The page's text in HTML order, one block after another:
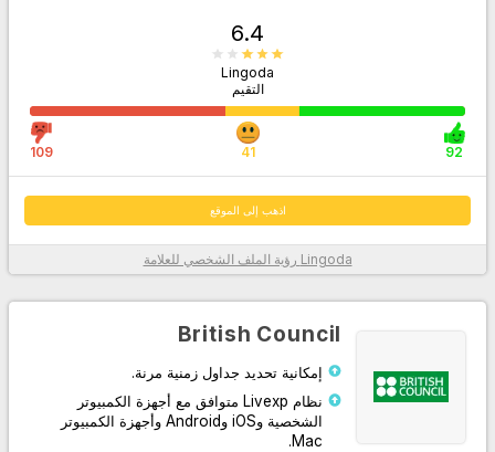
6.4
Lingoda
التقيم
92
41
109
اذهب إلى الموقع
Lingoda رؤية الملف الشخصي للعلامة
British Council
إمكانية تحديد جداول زمنية مرنة.
نظام Livexp متوافق مع أجهزة الكمبيوتر
الشخصية وiOS وAndroid وأجهزة الكمبيوتر
Mac.